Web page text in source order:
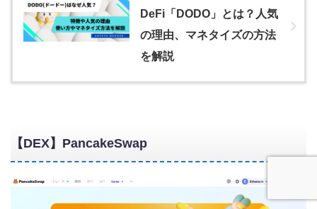
DeFi「DODO」とは？人気
の理由、マネタイズの方法
を解説
【DEX】PancakeSwap